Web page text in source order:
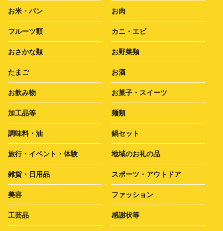
お米・パン お肉
フルーツ類 カニ・エビ
おさかな類 お野菜類
たまご お酒
お飲み物 お菓子・スイーツ
加工品等 麺類
調味料・油 鍋セット
旅行・イベント・体験 地域のお礼の品
雑貨・日用品 スポーツ・アウトドア
美容 ファッション
工芸品 感謝状等